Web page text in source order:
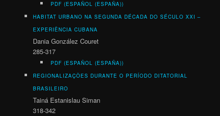
PDF (ESPAÑOL (ESPAÑA))
HABITAT URBANO NA SEGUNDA DÉCADA DO SÉCULO XXI –
EXPERIÊNCIA CUBANA
Dania González Couret
285-317
PDF (ESPAÑOL (ESPAÑA))
REGIONALIZAÇÕES DURANTE O PERÍODO DITATORIAL
BRASILEIRO
Tainá Estanislau Siman
318-342